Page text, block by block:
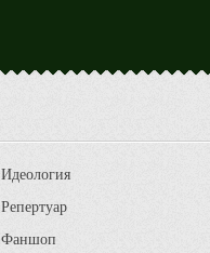
Идеология
Репертуар
Фаншоп